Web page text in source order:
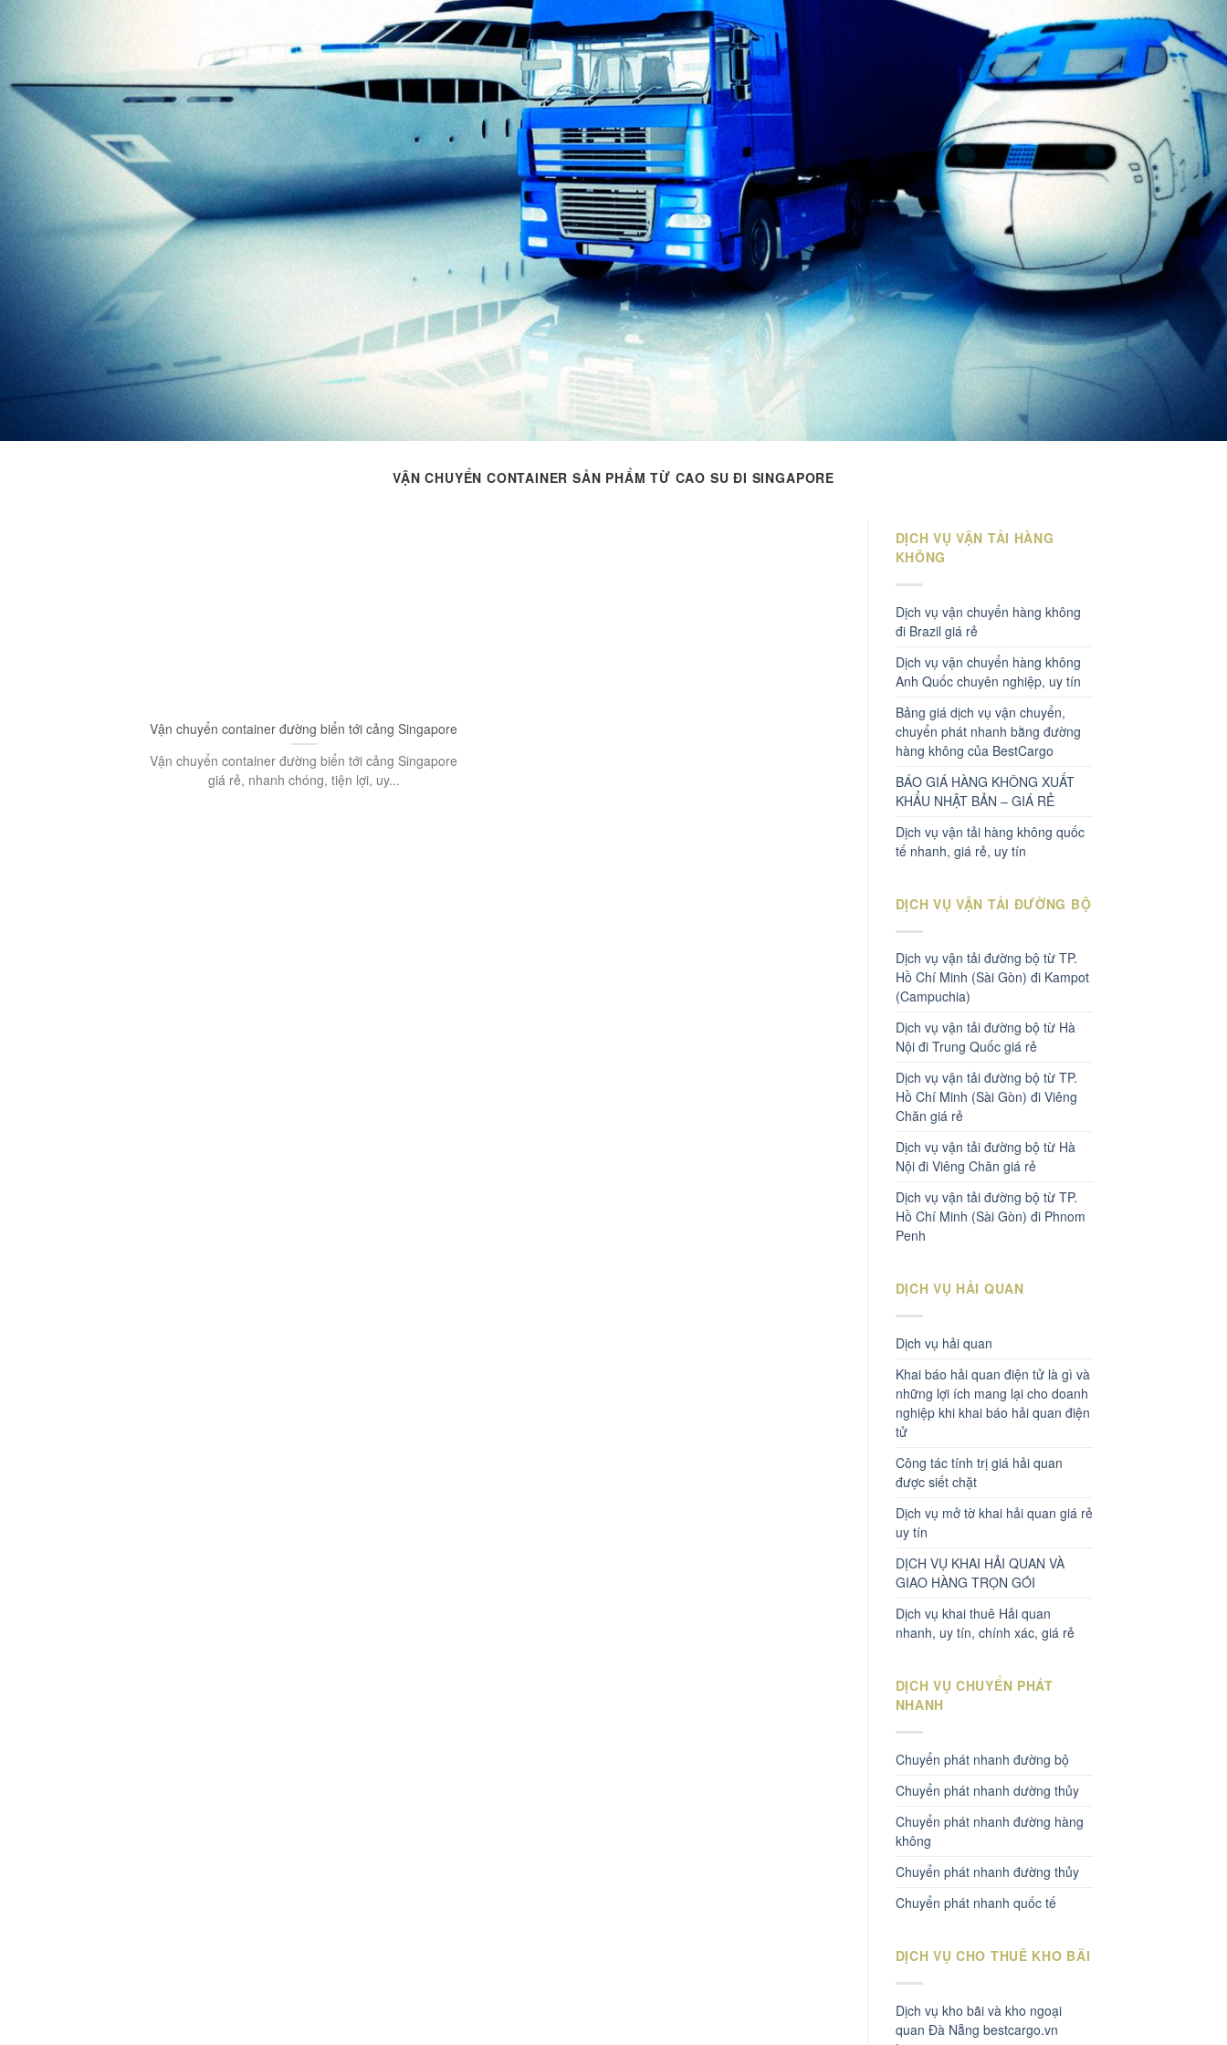
VẬN CHUYỂN CONTAINER SẢN PHẨM TỪ CAO SU ĐI SINGAPORE
Vận chuyển container đường biển tới cảng Singapore
Vận chuyển container đường biển tới cảng Singapore
giá rẻ, nhanh chóng, tiện lợi, uy...
DỊCH VỤ VẬN TẢI HÀNG
KHÔNG
Dịch vụ vận chuyển hàng không
đi Brazil giá rẻ
Dịch vụ vận chuyển hàng không
Anh Quốc chuyên nghiệp, uy tín
Bảng giá dịch vụ vận chuyển,
chuyển phát nhanh bằng đường
hàng không của BestCargo
BÁO GIÁ HÀNG KHÔNG XUẤT
KHẨU NHẬT BẢN – GIÁ RẺ
Dịch vụ vận tải hàng không quốc
tế nhanh, giá rẻ, uy tín
DỊCH VỤ VẬN TẢI ĐƯỜNG BỘ
Dịch vụ vận tải đường bộ từ TP.
Hồ Chí Minh (Sài Gòn) đi Kampot
(Campuchia)
Dịch vụ vận tải đường bộ từ Hà
Nội đi Trung Quốc giá rẻ
Dịch vụ vận tải đường bộ từ TP.
Hồ Chí Minh (Sài Gòn) đi Viêng
Chăn giá rẻ
Dịch vụ vận tải đường bộ từ Hà
Nội đi Viêng Chăn giá rẻ
Dịch vụ vận tải đường bộ từ TP.
Hồ Chí Minh (Sài Gòn) đi Phnom
Penh
DỊCH VỤ HẢI QUAN
Dịch vụ hải quan
Khai báo hải quan điện tử là gì và
những lợi ích mang lại cho doanh
nghiệp khi khai báo hải quan điện
tử
Công tác tính trị giá hải quan
được siết chặt
Dịch vụ mở tờ khai hải quan giá rẻ
uy tín
DỊCH VỤ KHAI HẢI QUAN VÀ
GIAO HÀNG TRỌN GÓI
Dịch vụ khai thuê Hải quan
nhanh, uy tín, chính xác, giá rẻ
DỊCH VỤ CHUYỂN PHÁT
NHANH
Chuyển phát nhanh đường bộ
Chuyển phát nhanh dường thủy
Chuyển phát nhanh đường hàng
không
Chuyển phát nhanh đường thủy
Chuyển phát nhanh quốc tế
DỊCH VỤ CHO THUÊ KHO BÃI
Dịch vụ kho bãi và kho ngoại
quan Đà Nẵng bestcargo.vn